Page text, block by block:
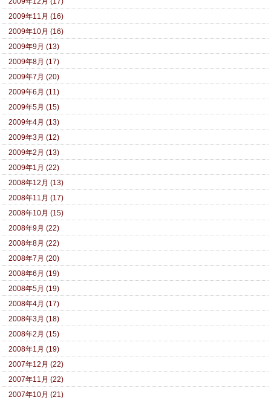
2009年11月 (16)
2009年10月 (16)
2009年9月 (13)
2009年8月 (17)
2009年7月 (20)
2009年6月 (11)
2009年5月 (15)
2009年4月 (13)
2009年3月 (12)
2009年2月 (13)
2009年1月 (22)
2008年12月 (13)
2008年11月 (17)
2008年10月 (15)
2008年9月 (22)
2008年8月 (22)
2008年7月 (20)
2008年6月 (19)
2008年5月 (19)
2008年4月 (17)
2008年3月 (18)
2008年2月 (15)
2008年1月 (19)
2007年12月 (22)
2007年11月 (22)
2007年10月 (21)